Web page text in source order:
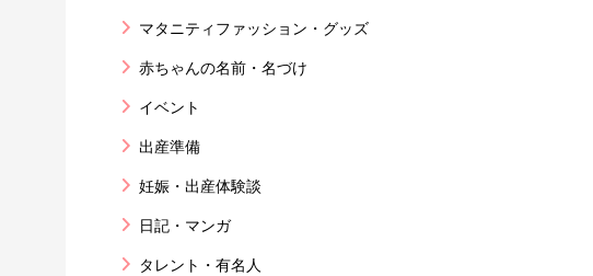
マタニティファッション・グッズ
赤ちゃんの名前・名づけ
イベント
出産準備
妊娠・出産体験談
日記・マンガ
タレント・有名人